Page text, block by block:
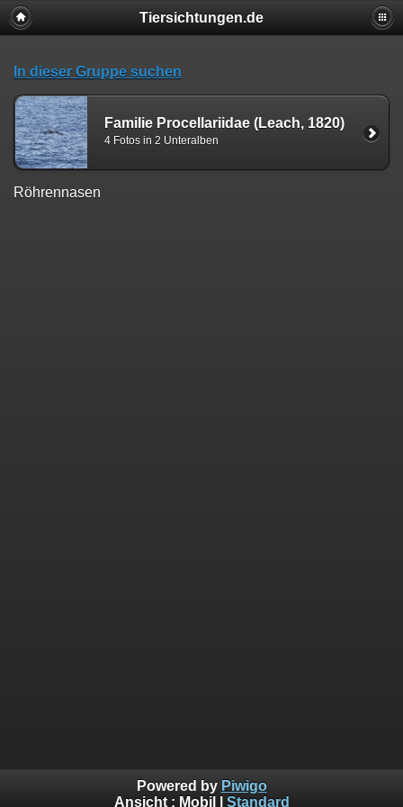
Tiersichtungen.de
In dieser Gruppe suchen
Familie Procellariidae (Leach, 1820)
4 Fotos in 2 Unteralben
Röhrennasen
Powered by Piwigo
Ansicht : Mobil Standard